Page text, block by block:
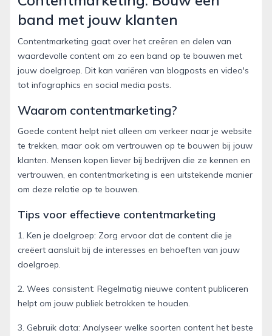
band met jouw klanten
Contentmarketing gaat over het creëren en delen van
waardevolle content om zo een band op te bouwen met
jouw doelgroep. Dit kan variëren van blogposts en video's
tot infographics en social media posts.
Waarom contentmarketing?
Goede content helpt niet alleen om verkeer naar je website
te trekken, maar ook om vertrouwen op te bouwen bij jouw
klanten. Mensen kopen liever bij bedrijven die ze kennen en
vertrouwen, en contentmarketing is een uitstekende manier
om deze relatie op te bouwen.
Tips voor effectieve contentmarketing
1. Ken je doelgroep: Zorg ervoor dat de content die je
creëert aansluit bij de interesses en behoeften van jouw
doelgroep.
2. Wees consistent: Regelmatig nieuwe content publiceren
helpt om jouw publiek betrokken te houden.
3. Gebruik data: Analyseer welke soorten content het beste